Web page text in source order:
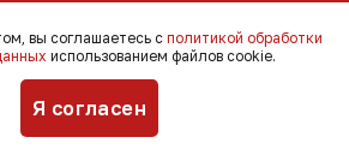
вы соглашаетесь с политикой обработки
использованием файлов cookie.
Я согласен